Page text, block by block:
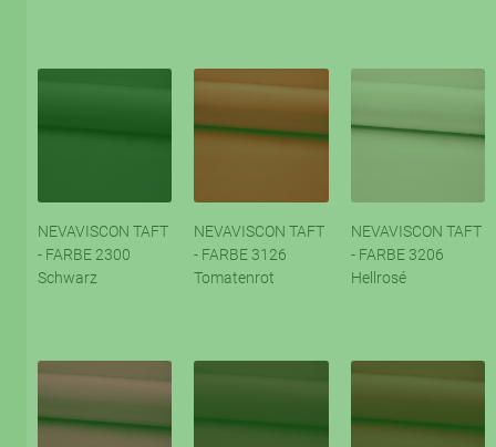
NEVAVISCON TAFT
- FARBE 2300
Schwarz
NEVAVISCON TAFT
- FARBE 3126
Tomatenrot
NEVAVISCON TAFT
- FARBE 3206
Hellrosé